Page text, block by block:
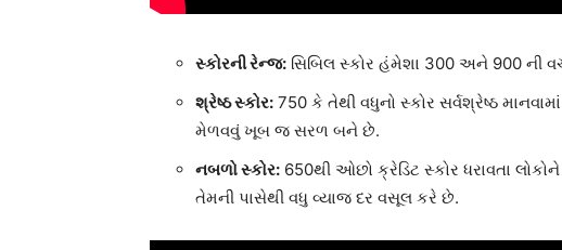
સ્કોરની રેન્જ: સિબિલ સ્કોર હંમેશા 300 અને 900 ની
શ્રેષ્ઠ સ્કોર: 750 કે તેથી વધુનો સ્કોર સર્વશ્રેષ્ઠ
મેળવવું ખૂબ જ સરળ બને છે.
નબળો સ્કોર: 650થી ઓછો ક્રેડિટ સ્કોર ધરાવતા
તેમની પાસેથી વધુ વ્યાજ દર વસૂલ કરે છે.